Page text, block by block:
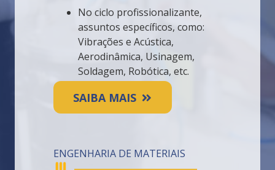
No ciclo profissionalizante,
assuntos específicos, como:
Vibrações e Acústica,
Aerodinâmica, Usinagem,
Soldagem, Robótica, etc.
SAIBA MAIS
ENGENHARIA DE MATERIAIS